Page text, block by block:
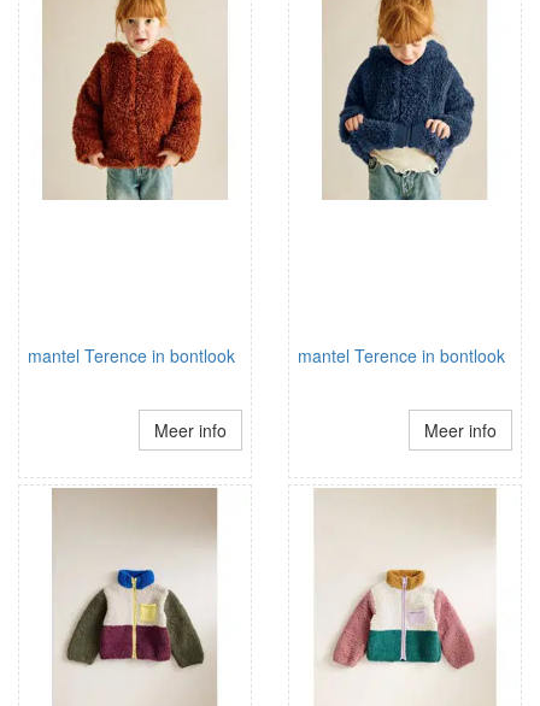
mantel Terence in bontlook
Meer info
mantel Terence in bontlook
Meer info